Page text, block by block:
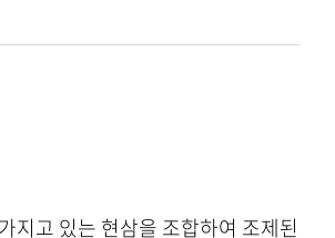
지고 있는 현삼을 조합하여 조제된